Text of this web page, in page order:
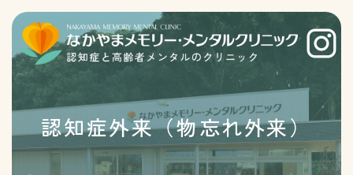
認知症外来（物忘れ外来）